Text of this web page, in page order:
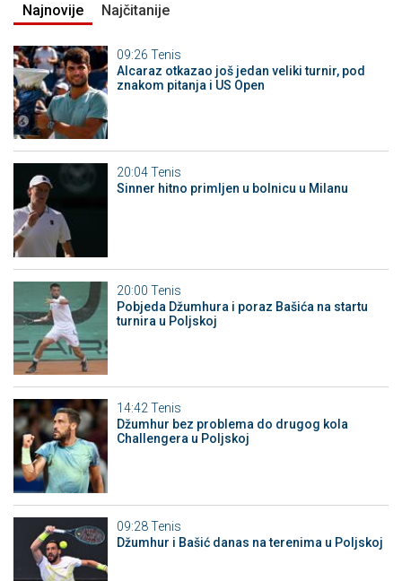
Najnovije Najčitanije
09:26 Tenis
Alcaraz otkazao još jedan veliki turnir, pod
znakom pitanja i US Open
20:04Tenis
Sinner hitno primljen u bolnicu u Milanu
20:00 Tenis
Pobjeda Džumhura i poraz Bašića na startu
turnira u Poljskoj
14:42 Tenis
Džumhur bez problema do drugog kola
Challengera u Poljskoj
09:28Tenis
Džumhur i Bašić danas na terenima u Poljskoj